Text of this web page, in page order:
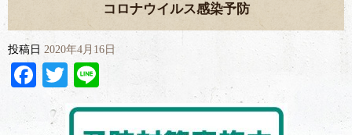
コロナウイルス感染予防
投稿日 2020年4月16日
Facebook
Twitter
Line